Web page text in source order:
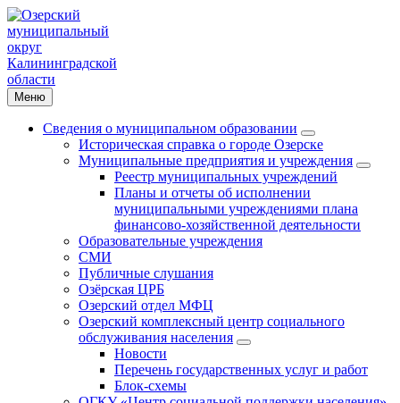
Меню
Сведения о муниципальном образовании
Историческая справка о городе Озерске
Муниципальные предприятия и учреждения
Реестр муниципальных учреждений
Планы и отчеты об исполнении
муниципальными учреждениями плана
финансово-хозяйственной деятельности
Образовательные учреждения
СМИ
Публичные слушания
Озёрская ЦРБ
Озерский отдел МФЦ
Озерский комплексный центр социального
обслуживания населения
Новости
Перечень государственных услуг и работ
Блок-схемы